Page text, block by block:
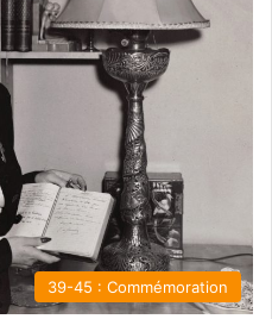
39-45 : Commémoration